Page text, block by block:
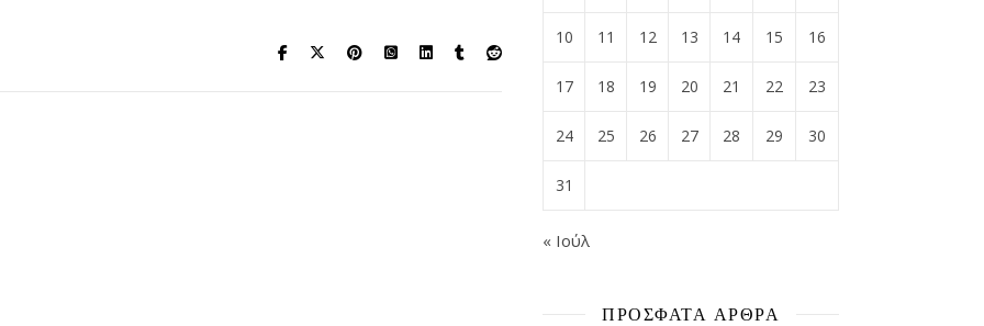
10 11 12 13 14 15 16
17 18 19 20 21 22 23
24 25 26 27 28 29 30
31
« Ιούλ
ΠΡΌΣΦΑΤΑ ΆΡΘΡΑ